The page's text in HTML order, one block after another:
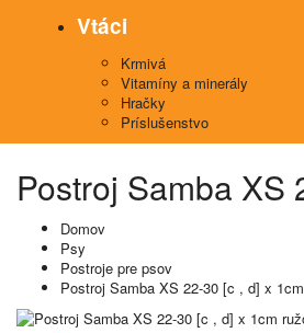
Vtáci
Krmivá
Vitamíny a minerály
Hračky
Príslušenstvo
Postroj Samba XS
Domov
Psy
Postroje pre psov
Postroj Samba XS 22-30 [c , d] x